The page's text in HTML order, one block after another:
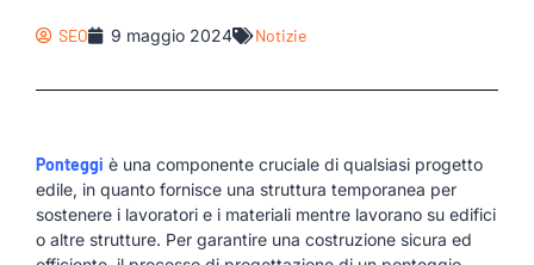
SEO 9 maggio 2024 Notizie
Ponteggi è una componente cruciale di qualsiasi progetto
edile, in quanto fornisce una struttura temporanea per
sostenere i lavoratori e i materiali mentre lavorano su edifici
o altre strutture. Per garantire una costruzione sicura ed